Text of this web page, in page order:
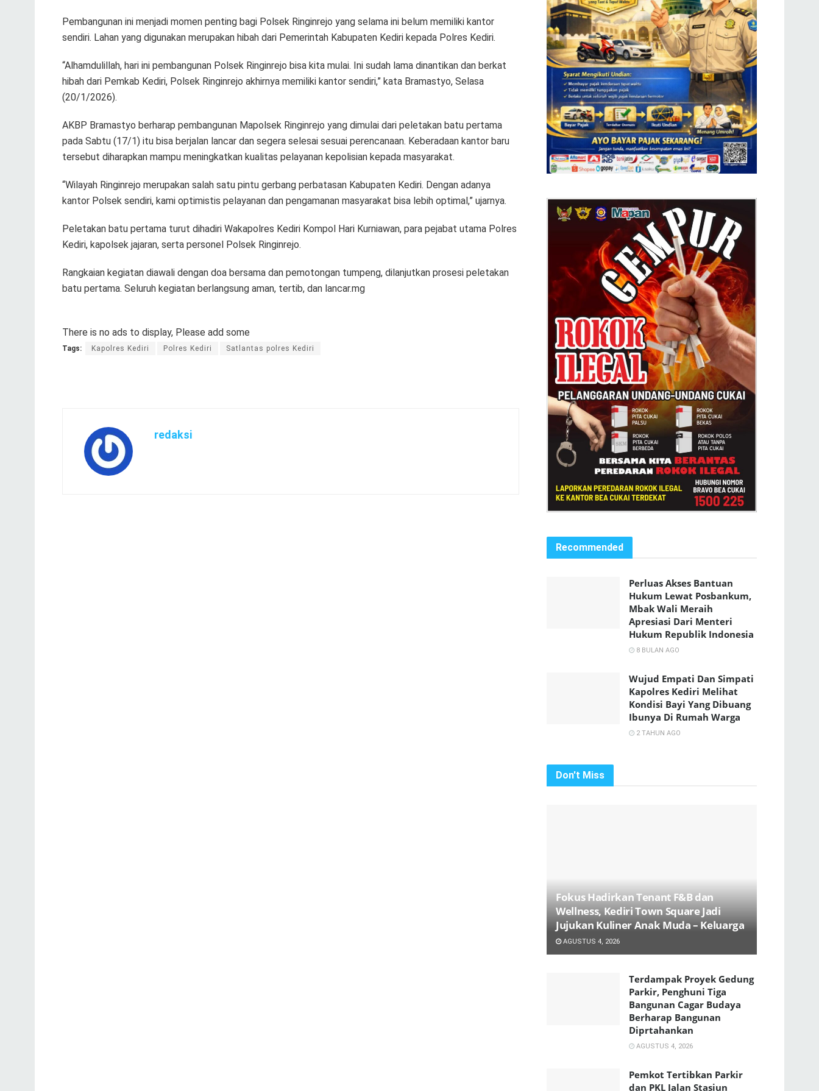
Pembangunan ini menjadi momen penting bagi Polsek Ringinrejo yang selama ini belum memiliki kantor
sendiri. Lahan yang digunakan merupakan hibah dari Pemerintah Kabupaten Kediri kepada Polres Kediri.
“Alhamdulillah, hari ini pembangunan Polsek Ringinrejo bisa kita mulai. Ini sudah lama dinantikan dan berkat
hibah dari Pemkab Kediri, Polsek Ringinrejo akhirnya memiliki kantor sendiri,” kata Bramastyo, Selasa
(20/1/2026).
AKBP Bramastyo berharap pembangunan Mapolsek Ringinrejo yang dimulai dari peletakan batu pertama
pada Sabtu (17/1) itu bisa berjalan lancar dan segera selesai sesuai perencanaan. Keberadaan kantor baru
tersebut diharapkan mampu meningkatkan kualitas pelayanan kepolisian kepada masyarakat.
“Wilayah Ringinrejo merupakan salah satu pintu gerbang perbatasan Kabupaten Kediri. Dengan adanya
kantor Polsek sendiri, kami optimistis pelayanan dan pengamanan masyarakat bisa lebih optimal,” ujarnya.
Peletakan batu pertama turut dihadiri Wakapolres Kediri Kompol Hari Kurniawan, para pejabat utama Polres
Kediri, kapolsek jajaran, serta personel Polsek Ringinrejo.
Rangkaian kegiatan diawali dengan doa bersama dan pemotongan tumpeng, dilanjutkan prosesi peletakan
batu pertama. Seluruh kegiatan berlangsung aman, tertib, dan lancar.mg
There is no ads to display, Please add some
Tags: Kapolres Kediri Polres Kediri Satlantas polres Kediri
redaksi
Recommended
Perluas Akses Bantuan
Hukum Lewat Posbankum,
Mbak Wali Meraih
Apresiasi Dari Menteri
Hukum Republik Indonesia
8 BULAN AGO
Wujud Empati Dan Simpati
Kapolres Kediri Melihat
Kondisi Bayi Yang Dibuang
Ibunya Di Rumah Warga
2 TAHUN AGO
Don't Miss
Fokus Hadirkan Tenant F&B dan
Wellness, Kediri Town Square Jadi
Jujukan Kuliner Anak Muda – Keluarga
AGUSTUS 4, 2026
Terdampak Proyek Gedung
Parkir, Penghuni Tiga
Bangunan Cagar Budaya
Berharap Bangunan
Diprtahankan
AGUSTUS 4, 2026
Pemkot Tertibkan Parkir
dan PKL Jalan Stasiun